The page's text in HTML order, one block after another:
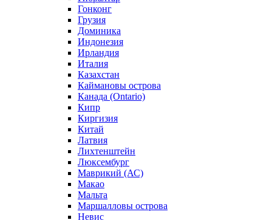
Гонконг
Грузия
Доминика
Индонезия
Ирландия
Италия
Казахстан
Каймановы острова
Канада (Ontario)
Кипр
Киргизия
Китай
Латвия
Лихтенштейн
Люксембург
Маврикий (АС)
Макао
Мальта
Маршалловы острова
Нeвис